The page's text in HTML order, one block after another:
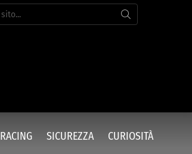
RACING SICUREZZA CURIOSITÀ